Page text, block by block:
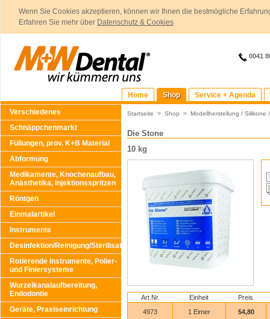
Wenn Sie Cookies akzeptieren, können wir Ihnen die bestmögliche
Erfahren Sie mehr über Datenschutz & Cookies
0041
Home Shop
Service + Agenda
Verschiedenes
Schnäppchenmarkt
Füllungen, prov. K+B Material
Abformung
Medikamente, Knochenaufbau,
Anästhetika, Injektionsspritzen
Röntgen
Einmalartikel
Instrumente
Desinfektion/Reinigung/Sterilisation
Rotierende Instrumente, Polier-
und Finiersysteme
Wurzelkanalaufbereitung,
Endodontie
Geräte, Praxiseinrichtung
Startseite > Shop > Modellherstellung / Silikone
Die Stone
10 kg
Art.Nr. Einheit
Preis
4973
1 Eimer 54,80